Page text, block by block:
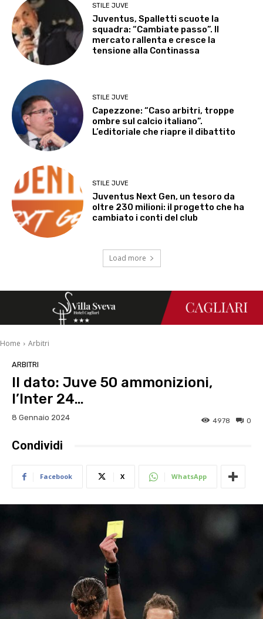
STILE JUVE
Juventus, Spalletti scuote la
squadra: “Cambiate passo”. Il
mercato rallenta e cresce la
tensione alla Continassa
STILE JUVE
Capezzone: “Caso arbitri, troppe
ombre sul calcio italiano”.
L’editoriale che riapre il dibattito
STILE JUVE
Juventus Next Gen, un tesoro da
oltre 230 milioni: il progetto che ha
cambiato i conti del club
Load more